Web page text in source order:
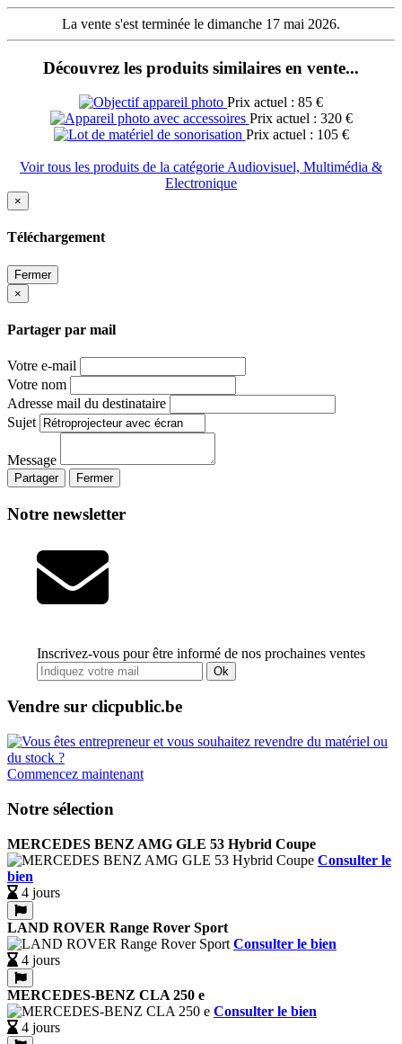
La vente s'est terminée le dimanche 17 mai 2026.
Découvrez les produits similaires en vente...
Prix actuel : 85 €
Prix actuel : 320 €
Prix actuel : 105 €
Voir tous les produits de la catégorie Audiovisuel, Multimédia &
Electronique
×
Téléchargement
Fermer
×
Partager par mail
Votre e-mail
Votre nom
Adresse mail du destinataire
Sujet
Message
Partager Fermer
Notre newsletter
Inscrivez-vous pour être informé de nos prochaines ventes
Ok
Vendre sur clicpublic.be
Commencez maintenant
Notre sélection
MERCEDES BENZ AMG GLE 53 Hybrid Coupe
Consulter le
bien
4 jours
LAND ROVER Range Rover Sport
Consulter le bien
4 jours
MERCEDES-BENZ CLA 250 e
Consulter le bien
4 jours